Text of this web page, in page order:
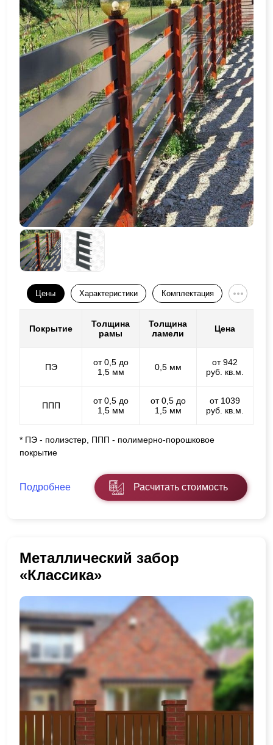
Цены Характеристики Комплектация
Покрытие
Толщина
рамы
Толщина
ламели
Цена
ПЭ
от 0,5 до
1,5 мм
0,5 мм
от 942
руб. кв.м.
ППП
от 0,5 до
1,5 мм
от 0,5 до
1,5 мм
от 1039
руб. кв.м.
* ПЭ - полиэстер, ППП - полимерно-порошковое
покрытие
Подробнее Расчитать стоимость
Металлический забор
«Классика»